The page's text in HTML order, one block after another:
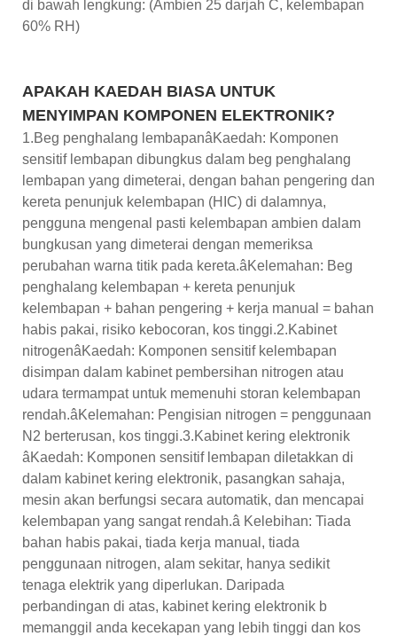
di bawah lengkung: (Ambien 25 darjah C, kelembapan
60% RH)
APAKAH KAEDAH BIASA UNTUK
MENYIMPAN KOMPONEN ELEKTRONIK?
1.Beg penghalang lembapanâKaedah: Komponen
sensitif lembapan dibungkus dalam beg penghalang
lembapan yang dimeterai, dengan bahan pengering dan
kereta penunjuk kelembapan (HIC) di dalamnya,
pengguna mengenal pasti kelembapan ambien dalam
bungkusan yang dimeterai dengan memeriksa
perubahan warna titik pada kereta.âKelemahan: Beg
penghalang kelembapan + kereta penunjuk
kelembapan + bahan pengering + kerja manual = bahan
habis pakai, risiko kebocoran, kos tinggi.2.Kabinet
nitrogenâKaedah: Komponen sensitif kelembapan
disimpan dalam kabinet pembersihan nitrogen atau
udara termampat untuk memenuhi storan kelembapan
rendah.âKelemahan: Pengisian nitrogen = penggunaan
N2 berterusan, kos tinggi.3.Kabinet kering elektronik
âKaedah: Komponen sensitif lembapan diletakkan di
dalam kabinet kering elektronik, pasangkan sahaja,
mesin akan berfungsi secara automatik, dan mencapai
kelembapan yang sangat rendah.â Kelebihan: Tiada
bahan habis pakai, tiada kerja manual, tiada
penggunaan nitrogen, alam sekitar, hanya sedikit
tenaga elektrik yang diperlukan. Daripada
perbandingan di atas, kabinet kering elektronik b
memanggil anda kecekapan yang lebih tinggi dan kos